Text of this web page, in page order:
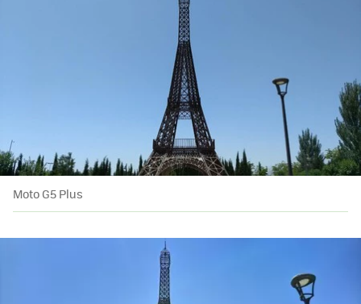
Moto G5 Plus